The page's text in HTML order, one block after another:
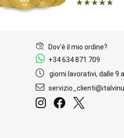
Dov'è il mio ordine?
+34 634 871 709
giorni lavorativi, dalle 9